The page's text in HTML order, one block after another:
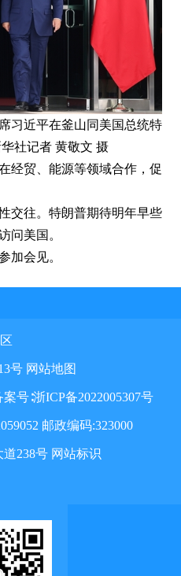
习近平在釜山同美国总统特
社记者 黄敬文 摄
经贸、能源等领域合作，促
交往。特朗普期待明年早些
问美国。
加会见。
号 网站地图
案号∶浙ICP备2022005307号
邮政编码:323000
238号 网站标识